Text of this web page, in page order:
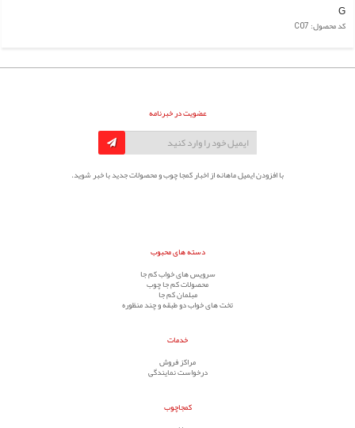
G
کد محصول: C07
عضویت در خبرنامه
با افزودن ایمیل ماهانه از اخبار کمجا چوب و محصولات جدید با خبر شوید.
دسته های محبوب
سرویس های خواب کم جا
محصولات کم جا چوب
مبلمان کم جا
تخت های خواب دو طبقه و چند منظوره
خدمات
مراکز فروش
درخواست نمایندگی
کمجاچوب